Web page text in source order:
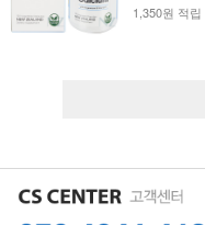
1,350원 적립